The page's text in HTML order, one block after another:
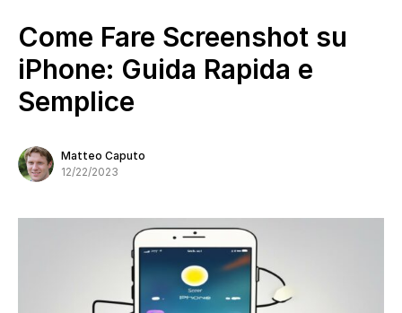
Come Fare Screenshot su
iPhone: Guida Rapida e
Semplice
Matteo Caputo
12/22/2023